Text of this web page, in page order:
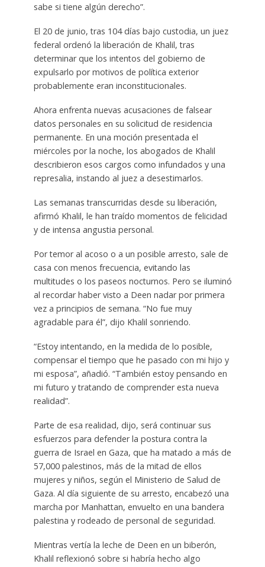
sabe si tiene algún derecho”.
El 20 de junio, tras 104 días bajo custodia, un juez
federal ordenó la liberación de Khalil, tras
determinar que los intentos del gobierno de
expulsarlo por motivos de política exterior
probablemente eran inconstitucionales.
Ahora enfrenta nuevas acusaciones de falsear
datos personales en su solicitud de residencia
permanente. En una moción presentada el
miércoles por la noche, los abogados de Khalil
describieron esos cargos como infundados y una
represalia, instando al juez a desestimarlos.
Las semanas transcurridas desde su liberación,
afirmó Khalil, le han traído momentos de felicidad
y de intensa angustia personal.
Por temor al acoso o a un posible arresto, sale de
casa con menos frecuencia, evitando las
multitudes o los paseos nocturnos. Pero se iluminó
al recordar haber visto a Deen nadar por primera
vez a principios de semana. “No fue muy
agradable para él”, dijo Khalil sonriendo.
“Estoy intentando, en la medida de lo posible,
compensar el tiempo que he pasado con mi hijo y
mi esposa”, añadió. “También estoy pensando en
mi futuro y tratando de comprender esta nueva
realidad”.
Parte de esa realidad, dijo, será continuar sus
esfuerzos para defender la postura contra la
guerra de Israel en Gaza, que ha matado a más de
57,000 palestinos, más de la mitad de ellos
mujeres y niños, según el Ministerio de Salud de
Gaza. Al día siguiente de su arresto, encabezó una
marcha por Manhattan, envuelto en una bandera
palestina y rodeado de personal de seguridad.
Mientras vertía la leche de Deen en un biberón,
Khalil reflexionó sobre si habría hecho algo